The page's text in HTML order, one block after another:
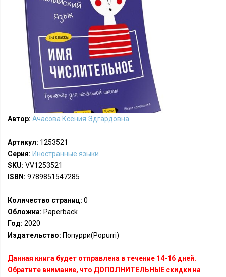
Автор: Ачасова Ксения Эдгардовна
Артикул: 1253521
Серия: Иностранные языки
SKU: VV1253521
ISBN: 9789851547285
Количество страниц: 0
Обложка: Paperback
Год: 2020
Издательство: Попурри(Popurri)
Данная книга будет отправлена в течение 14-16 дней.
Обратите внимание, что ДОПОЛНИТЕЛЬНЫЕ скидки на